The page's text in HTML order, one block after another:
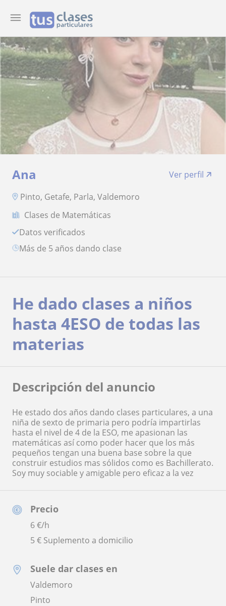
Ana
Ver perfil
Pinto, Getafe, Parla, Valdemoro
Clases de Matemáticas
Datos verificados
más de 5 años dando clase
Precio
6€/h
5 € Suplemento a domicilio
Suele dar clases en
Valdemoro
Pinto
He dado clases a niños
hasta 4ESO de todas las
materias
Descripción del anuncio
He estado dos años dando clases particulares, a una
niña de sexto de primaria pero podría impartirlas
hasta el nivel de 4 de la ESO, me apasionan las
matemáticas así como poder hacer que los más
pequeños tengan una buena base sobre la que
construir estudios mas sólidos como es Bachillerato.
Soy muy sociable y amigable pero eficaz a la vez